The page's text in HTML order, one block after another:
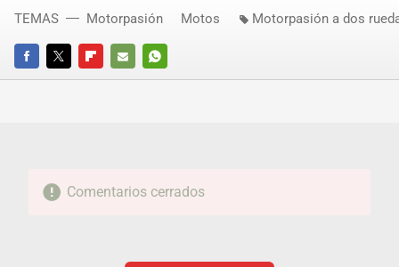
FACEBOOKTWITTERFLIPBOARD
E-
WHATSAPP
TEMAS Motorpasión Motos Motorpasión a dos
Comentarios cerrados